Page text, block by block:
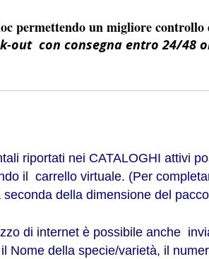
permettendo un migliore
out con consegna entro 24/48
riportati nei CATALOGHI attivi
il carrello virtuale. (Per
seconda della dimensione del
di internet è possibile anche
Nome della specie/varietà, il